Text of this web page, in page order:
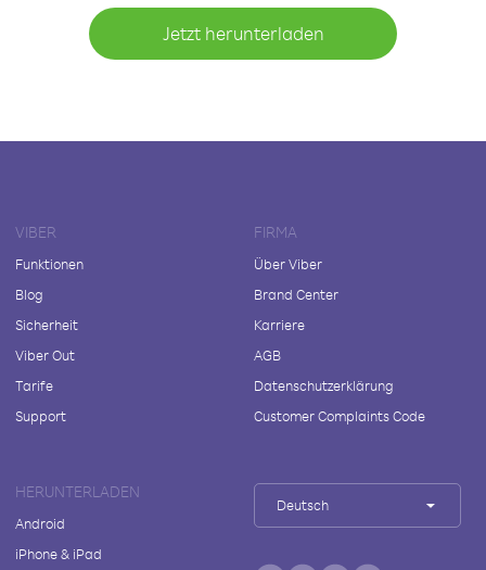
Jetzt herunterladen
VIBER
Funktionen
Blog
Sicherheit
Viber Out
Tarife
Support
FIRMA
Über Viber
Brand Center
Karriere
AGB
Datenschutzerklärung
Customer Complaints Code
HERUNTERLADEN
Android
iPhone & iPad
Deutsch